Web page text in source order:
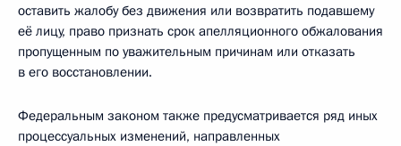
оставить жалобу без движения или возвратить подавшему
её лицу, право признать срок апелляционного обжалования
пропущенным по уважительным причинам или отказать
в его восстановлении.
Федеральным законом также предусматривается ряд иных
процессуальных изменений, направленных